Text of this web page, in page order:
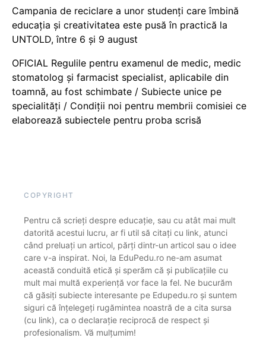
Campania de reciclare a unor studenți care îmbină
educația și creativitatea este pusă în practică la
UNTOLD, între 6 și 9 august
OFICIAL Regulile pentru examenul de medic, medic
stomatolog și farmacist specialist, aplicabile din
toamnă, au fost schimbate / Subiecte unice pe
specialități / Condiții noi pentru membrii comisiei ce
elaborează subiectele pentru proba scrisă
COPYRIGHT
Pentru că scrieți despre educație, sau cu atât mai mult
datorită acestui lucru, ar fi util să citați cu link, atunci
când preluați un articol, părți dintr-un articol sau o idee
care v-a inspirat. Noi, la EduPedu.ro ne-am asumat
această conduită etică și sperăm că și publicațiile cu
mult mai multă experiență vor face la fel. Ne bucurăm
că găsiți subiecte interesante pe Edupedu.ro și suntem
siguri că înțelegeți rugămintea noastră de a cita sursa
(cu link), ca o declarație reciprocă de respect și
profesionalism. Vă mulțumim!